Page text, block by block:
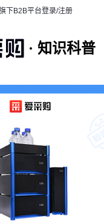
下B2B平台登录/注册
知识科普